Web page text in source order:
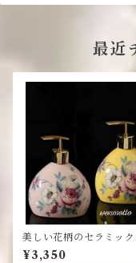
最近
美しい花柄のセラミック
スペンサー
¥3,350